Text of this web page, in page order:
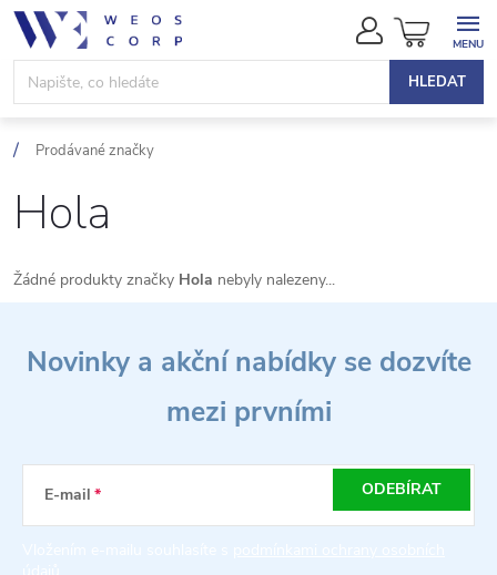
Přejít
obsah
HLEDAT
NÁKUPNÍ
KOŠÍK
Prodávané značky
Hola
Žádné produkty značky Hola nebyly nalezeny...
Novinky a akční nabídky se dozvíte
mezi prvními
E-mail ODEBÍRAT